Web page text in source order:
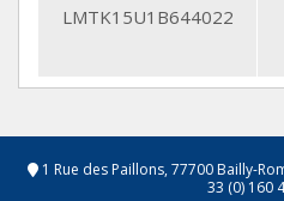
LMTK15U1B644022
1 Rue des Paillons, 77700 Bailly-
33 (0) 160